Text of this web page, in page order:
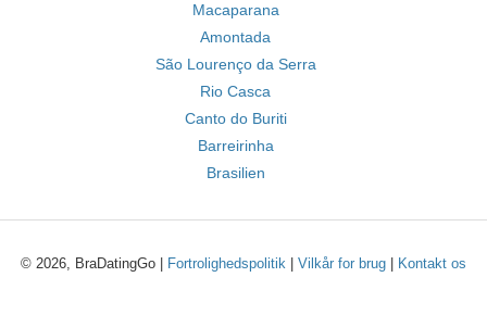
Macaparana
Amontada
São Lourenço da Serra
Rio Casca
Canto do Buriti
Barreirinha
Brasilien
© 2026, BraDatingGo | Fortrolighedspolitik Vilkår for brug Kontakt os